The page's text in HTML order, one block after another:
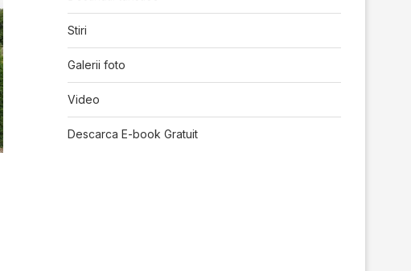
Stiri
Galerii foto
Video
Descarca E-book Gratuit